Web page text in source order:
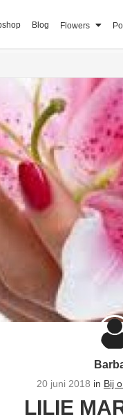
Blog Flowers
20 juni 2018 in Bij
LILIE